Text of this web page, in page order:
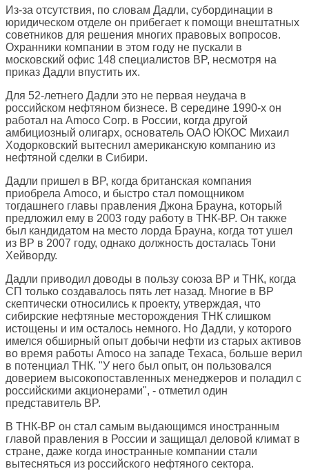
Из-за отсутствия, по словам Дадли, субординации в
юридическом отделе он прибегает к помощи внештатных
советников для решения многих правовых вопросов.
Охранники компании в этом году не пускали в
московский офис 148 специалистов BP, несмотря на
приказ Дадли впустить их.
Для 52-летнего Дадли это не первая неудача в
российском нефтяном бизнесе. В середине 1990-х он
работал на Amoco Corp. в России, когда другой
амбициозный олигарх, основатель ОАО ЮКОС Михаил
Ходорковский вытеснил американскую компанию из
нефтяной сделки в Сибири.
Дадли пришел в BP, когда британская компания
приобрела Amoco, и быстро стал помощником
тогдашнего главы правления Джона Брауна, который
предложил ему в 2003 году работу в ТНК-BP. Он также
был кандидатом на место лорда Брауна, когда тот ушел
из BP в 2007 году, однако должность досталась Тони
Хейворду.
Дадли приводил доводы в пользу союза BP и ТНК, когда
СП только создавалось пять лет назад. Многие в BP
скептически относились к проекту, утверждая, что
сибирские нефтяные месторождения ТНК слишком
истощены и им осталось немного. Но Дадли, у которого
имелся обширный опыт добычи нефти из старых активов
во время работы Amoco на западе Техаса, больше верил
в потенциал ТНК. "У него был опыт, он пользовался
доверием высокопоставленных менеджеров и поладил с
российскими акционерами", - отметил один
представитель BP.
В ТНК-BP он стал самым выдающимся иностранным
главой правления в России и защищал деловой климат в
стране, даже когда иностранные компании стали
вытесняться из российского нефтяного сектора.